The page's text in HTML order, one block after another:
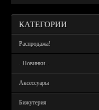
КАТЕГОРИИ
Распродажа!
- Новинки -
Аксессуары
Бижутерия